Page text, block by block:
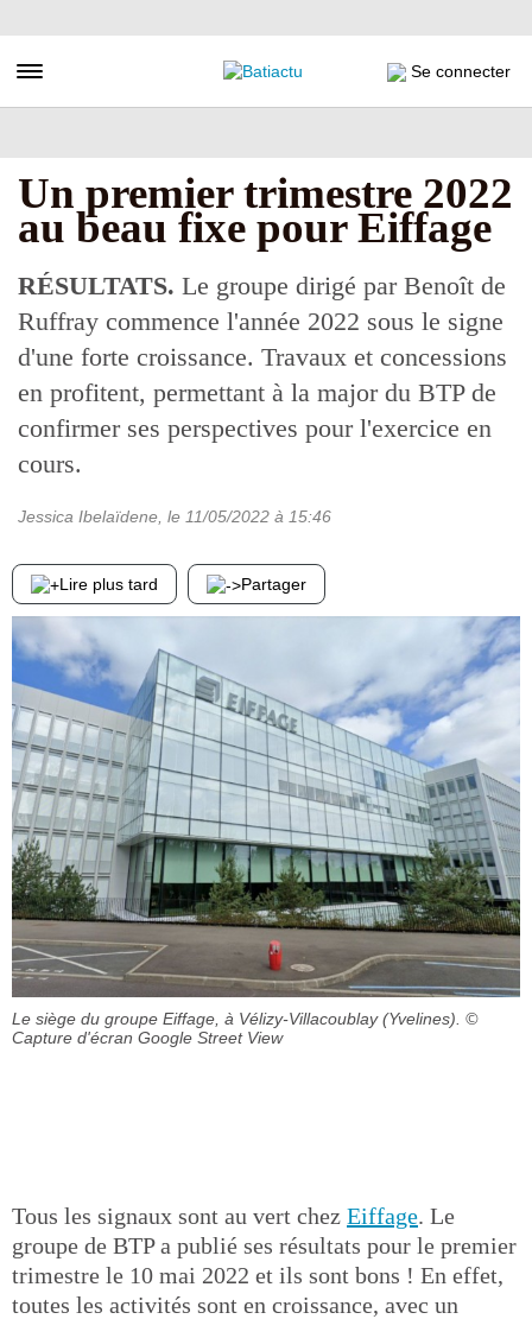
au
principal
Toggle navigation Se connecter
Un premier trimestre 2022
au beau fixe pour Eiffage
RÉSULTATS. Le groupe dirigé par Benoît de
Ruffray commence l'année 2022 sous le signe
d'une forte croissance. Travaux et concessions
en profitent, permettant à la major du BTP de
confirmer ses perspectives pour l'exercice en
cours.
Jessica Ibelaïdene , le 11/05/2022 à 15:46
Lire plus tard Partager
Le siège du groupe Eiffage, à Vélizy-Villacoublay (Yvelines). ©
Capture d'écran Google Street View
Tous les signaux sont au vert chez Eiffage. Le
groupe de BTP a publié ses résultats pour le premier
trimestre le 10 mai 2022 et ils sont bons ! En effet,
toutes les activités sont en croissance, avec un